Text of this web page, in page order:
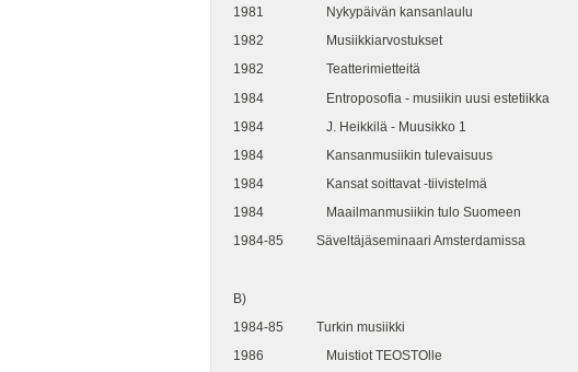
1981 Nykypäivän kansanlaulu
1982 Musiikkiarvostukset
1982 Teatterimietteitä
1984 Entroposofia - musiikin uusi estetiikka
1984 J. Heikkilä - Muusikko 1
1984 Kansanmusiikin tulevaisuus
1984 Kansat soittavat -tiivistelmä
1984 Maailmanmusiikin tulo Suomeen
1984-85 Säveltäjäseminaari Amsterdamissa
B)
1984-85 Turkin musiikki
1986 Muistiot TEOSTOlle